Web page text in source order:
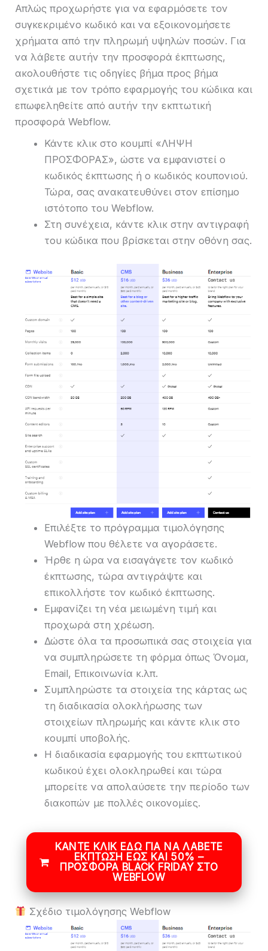
Απλώς προχωρήστε για να εφαρμόσετε τον
συγκεκριμένο κωδικό και να εξοικονομήσετε
χρήματα από την πληρωμή υψηλών ποσών. Για
να λάβετε αυτήν την προσφορά έκπτωσης,
ακολουθήστε τις οδηγίες βήμα προς βήμα
σχετικά με τον τρόπο εφαρμογής του κώδικα και
επωφεληθείτε από αυτήν την εκπτωτική
προσφορά Webflow.
Κάντε κλικ στο κουμπί «ΛΗΨΗ
ΠΡΟΣΦΟΡΑΣ», ώστε να εμφανιστεί ο
κωδικός έκπτωσης ή ο κωδικός κουπονιού.
Τώρα, σας ανακατευθύνει στον επίσημο
ιστότοπο του Webflow.
Στη συνέχεια, κάντε κλικ στην αντιγραφή
του κώδικα που βρίσκεται στην οθόνη σας.
Επιλέξτε το πρόγραμμα τιμολόγησης
Webflow που θέλετε να αγοράσετε.
Ήρθε η ώρα να εισαγάγετε τον κωδικό
έκπτωσης, τώρα αντιγράψτε και
επικολλήστε τον κωδικό έκπτωσης.
Εμφανίζει τη νέα μειωμένη τιμή και
προχωρά στη χρέωση.
Δώστε όλα τα προσωπικά σας στοιχεία για
να συμπληρώσετε τη φόρμα όπως Όνομα,
Email, Επικοινωνία κ.λπ.
Συμπληρώστε τα στοιχεία της κάρτας ως
τη διαδικασία ολοκλήρωσης των
στοιχείων πληρωμής και κάντε κλικ στο
κουμπί υποβολής.
Η διαδικασία εφαρμογής του εκπτωτικού
κωδικού έχει ολοκληρωθεί και τώρα
μπορείτε να απολαύσετε την περίοδο των
διακοπών με πολλές οικονομίες.
ΚΆΝΤΕ ΚΛΙΚ ΕΔΏ ΓΙΑ ΝΑ ΛΆΒΕΤΕ
ΈΚΠΤΩΣΗ ΈΩΣ ΚΑΙ 50% –
ΠΡΟΣΦΟΡΆ BLACK FRIDAY ΣΤΟ
WEBFLOW
Σχέδιο τιμολόγησης Webflow